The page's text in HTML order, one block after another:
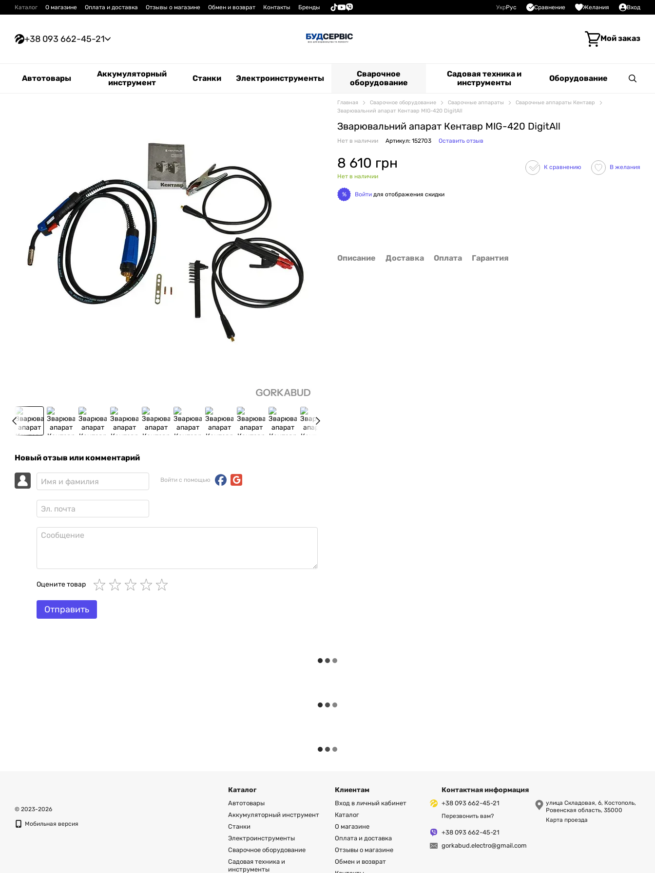
Перейти к основному контенту
Каталог О магазине Оплата и доставка Отзывы о магазине Обмен и возврат Контакты Бренды УкрРус Сравнение Желания Вход
+38 093 662-45-21 Мой заказ
Автотовары
Аккумуляторный
инструмент
Станки Электроинструменты
Сварочное
оборудование
Садовая техника и
инструменты
Оборудование
Новый отзыв или комментарий
Войти с помощью
Оцените товар
Отправить
Главная Сварочное оборудование Сварочные аппараты
Сварочные аппараты Кентавр
Зварювальний апарат Кентавр MIG-420 DigitAll
Зварювальний апарат Кентавр MIG-420 DigitAll
Нет в наличии Артикул: 152703 Оставить отзыв
8 610 грн
Нет в наличии
К сравнению В желания
% Войти для отображения скидки
Описание Доставка Оплата Гарантия
© 2023-2026
Мобильная версия
Каталог
Автотовары
Аккумуляторный инструмент
Станки
Электроинструменты
Сварочное оборудование
Садовая техника и
инструменты
Клиентам
Вход в личный кабинет
Каталог
О магазине
Оплата и доставка
Отзывы о магазине
Обмен и возврат
Контактная информация
+38 093 662-45-21
Перезвонить вам?
+38 093 662-45-21
gorkabud.electro@gmail.com
улица Складовая, 6, Костополь,
Ровенская область, 35000
Карта проезда